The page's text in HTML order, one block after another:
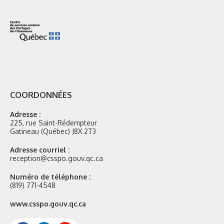
COORDONNÉES
Adresse :
225, rue Saint-Rédempteur
Gatineau (Québec) J8X 2T3
Adresse courriel :
reception@csspo.gouv.qc.ca
Numéro de téléphone :
(819) 771-4548
Site
www.csspo.gouv.qc.ca